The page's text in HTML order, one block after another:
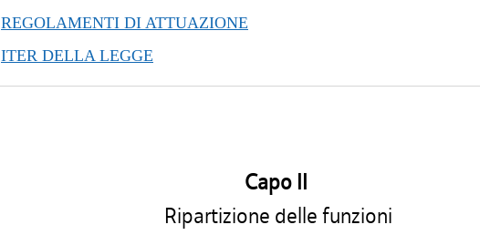
REGOLAMENTI DI ATTUAZIONE
ITER DELLA LEGGE
Capo II
Ripartizione delle funzioni